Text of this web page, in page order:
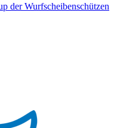
der Wurfscheibenschützen